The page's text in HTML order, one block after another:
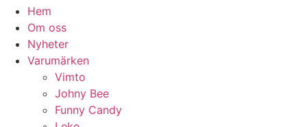
Hem
Om oss
Nyheter
Varumärken
Vimto
Johny Bee
Funny Candy